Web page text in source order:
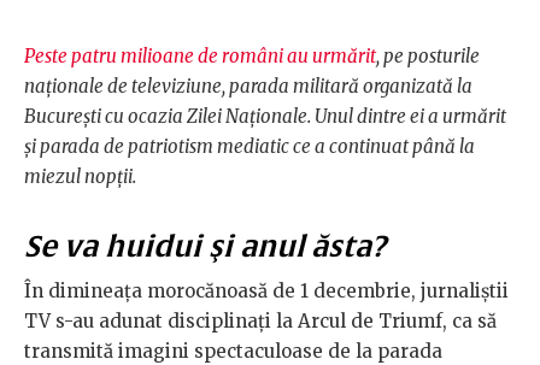
Peste patru milioane de români au urmărit, pe posturile
naționale de televiziune, parada militară organizată la
București cu ocazia Zilei Naționale. Unul dintre ei a urmărit
și parada de patriotism mediatic ce a continuat până la
miezul nopții.
Se va huidui şi anul ăsta?
În dimineața morocănoasă de 1 decembrie, jurnaliștii
TV s-au adunat disciplinați la Arcul de Triumf, ca să
transmită imagini spectaculoase de la parada